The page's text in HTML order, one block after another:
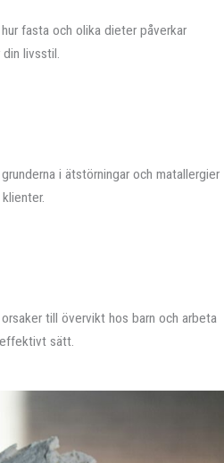
fasta och olika dieter påverkar
livsstil.
i ätstörningar och matallergier
till övervikt hos barn och arbeta
sätt.